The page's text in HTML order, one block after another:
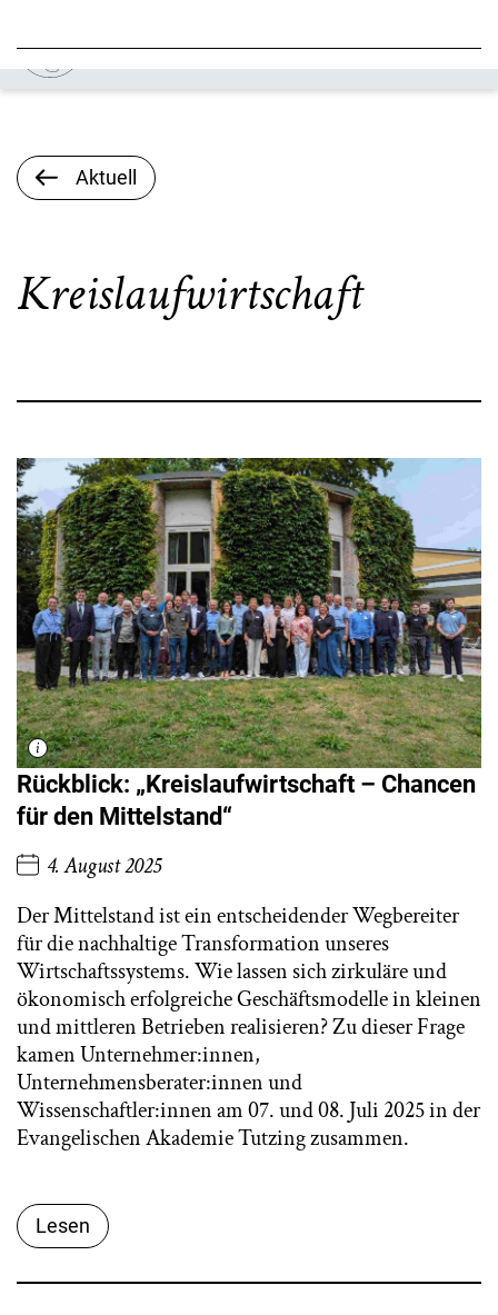
Aktuell
Kreislaufwirtschaft
Rückblick: „Kreislaufwirtschaft – Chancen
für den Mittelstand“
4. August 2025
Der Mittelstand ist ein entscheidender Wegbereiter
für die nachhaltige Transformation unseres
Wirtschaftssystems. Wie lassen sich zirkuläre und
ökonomisch erfolgreiche Geschäftsmodelle in kleinen
und mittleren Betrieben realisieren? Zu dieser Frage
kamen Unternehmer:innen,
Unternehmensberater:innen und
Wissenschaftler:innen am 07. und 08. Juli 2025 in der
Evangelischen Akademie Tutzing zusammen.
Lesen